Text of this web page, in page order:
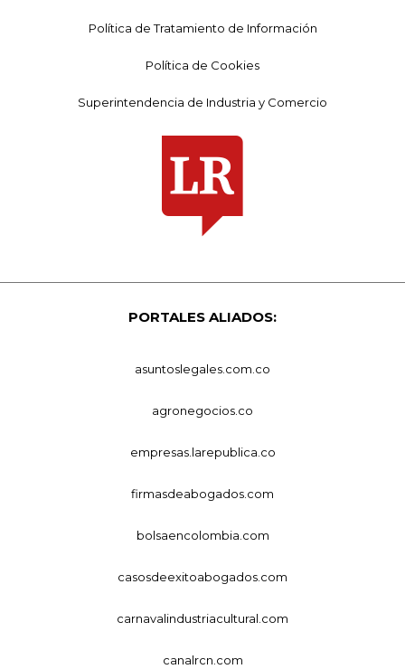
Política de Tratamiento de Información
Política de Cookies
Superintendencia de Industria y Comercio
PORTALES ALIADOS:
asuntoslegales.com.co
agronegocios.co
empresas.larepublica.co
firmasdeabogados.com
bolsaencolombia.com
casosdeexitoabogados.com
carnavalindustriacultural.com
canalrcn.com